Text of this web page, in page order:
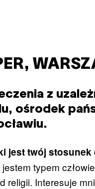
z
ośrodek
jest twój
typem
religii. Interesuje